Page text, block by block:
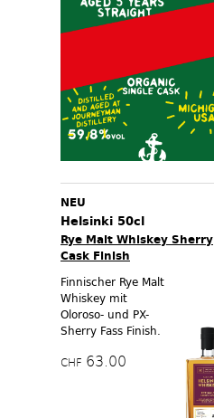
NEU
Helsinki 50cl
Rye Malt Whiskey Sherry
Cask Finish
Finnischer Rye Malt
Whiskey mit
Oloroso- und PX-
Sherry Fass Finish.
CHF 63.00